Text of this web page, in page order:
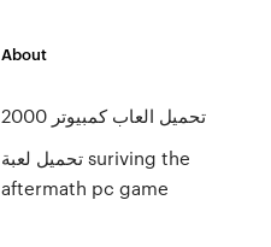
About
تحميل العاب كمبيوتر 2000
تحميل لعبة suriving the
aftermath pc game